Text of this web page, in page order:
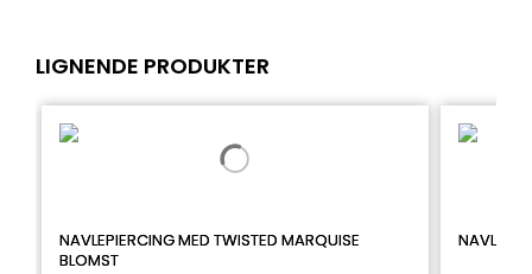
LIGNENDE PRODUKTER
NAVLEPIERCING MED TWISTED MARQUISE
BLOMST